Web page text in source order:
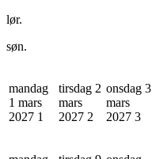
lør.
søn.
mandag
1 mars
2027 1
tirsdag 2
mars
2027 2
onsdag 3
mars
2027 3